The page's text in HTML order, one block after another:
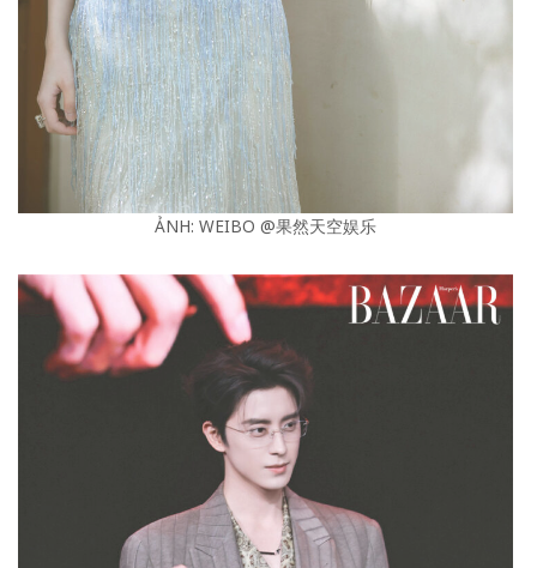
ẢNH: WEIBO @果然天空娱乐